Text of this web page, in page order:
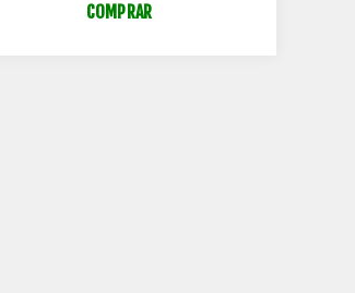
COMPRAR